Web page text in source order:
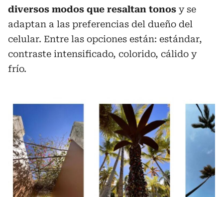
diversos modos que resaltan tonos y se
adaptan a las preferencias del dueño del
celular. Entre las opciones están: estándar,
contraste intensificado, colorido, cálido y
frío.